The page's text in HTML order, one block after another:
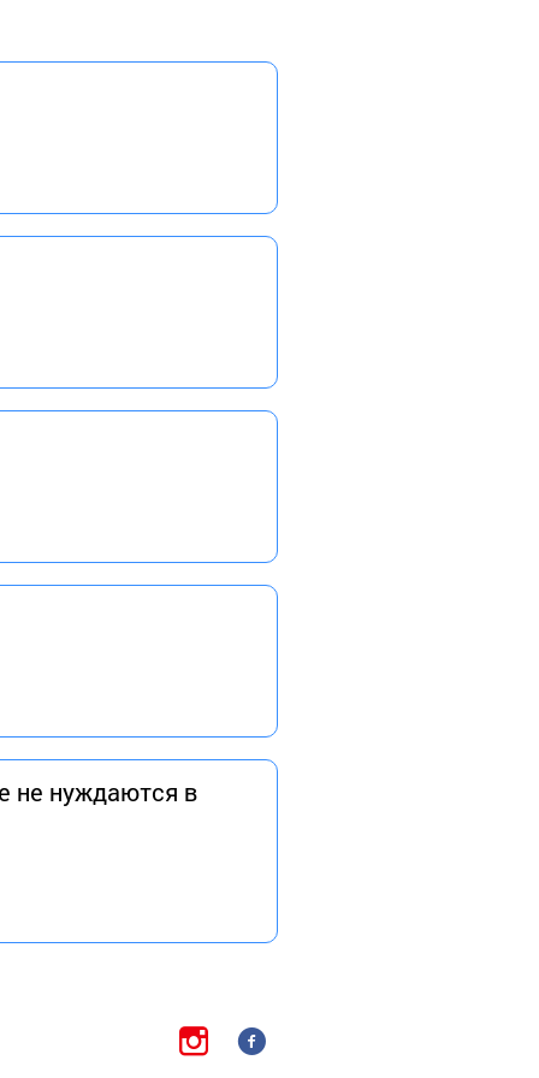
не нуждаются в